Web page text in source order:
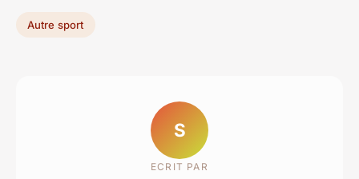
Autre sport
S
ECRIT PAR